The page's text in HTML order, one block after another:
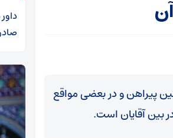
پیراهن و در بعضی مواقع
بین آقایان است.
داور